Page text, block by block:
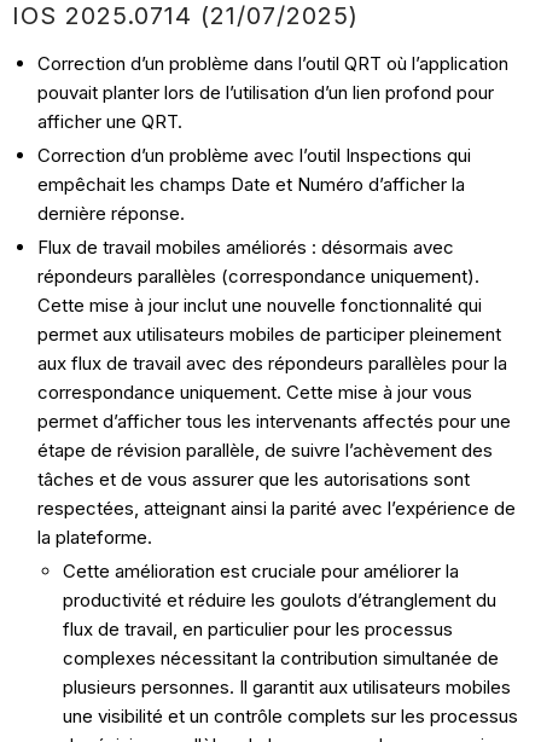
IOS 2025.0714 (21/07/2025)
Correction d’un problème dans l’outil QRT où l’application
pouvait planter lors de l’utilisation d’un lien profond pour
afficher une QRT.
Correction d’un problème avec l’outil Inspections qui
empêchait les champs Date et Numéro d’afficher la
dernière réponse.
Flux de travail mobiles améliorés : désormais avec
répondeurs parallèles (correspondance uniquement).
Cette mise à jour inclut une nouvelle fonctionnalité qui
permet aux utilisateurs mobiles de participer pleinement
aux flux de travail avec des répondeurs parallèles pour la
correspondance uniquement. Cette mise à jour vous
permet d’afficher tous les intervenants affectés pour une
étape de révision parallèle, de suivre l’achèvement des
tâches et de vous assurer que les autorisations sont
respectées, atteignant ainsi la parité avec l’expérience de
la plateforme.
Cette amélioration est cruciale pour améliorer la
productivité et réduire les goulots d’étranglement du
flux de travail, en particulier pour les processus
complexes nécessitant la contribution simultanée de
plusieurs personnes. Il garantit aux utilisateurs mobiles
une visibilité et un contrôle complets sur les processus